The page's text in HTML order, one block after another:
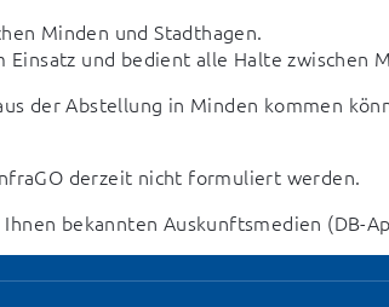
Minden und Stadthagen.
und bedient alle Halte zwischen
der Abstellung in Minden kommen
derzeit nicht formuliert werden.
bekannten Auskunftsmedien (DB-